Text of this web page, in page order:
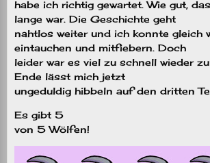
habe ich richtig gewartet. Wie gut,
lange war. Die Geschichte geht
nahtlos weiter und ich konnte gleich
eintauchen und mitfiebern. Doch
leider war es viel zu schnell wieder
Ende lässt mich jetzt
ungeduldig hibbeln auf den dritten
Es gibt 5
von 5 Wölfen!